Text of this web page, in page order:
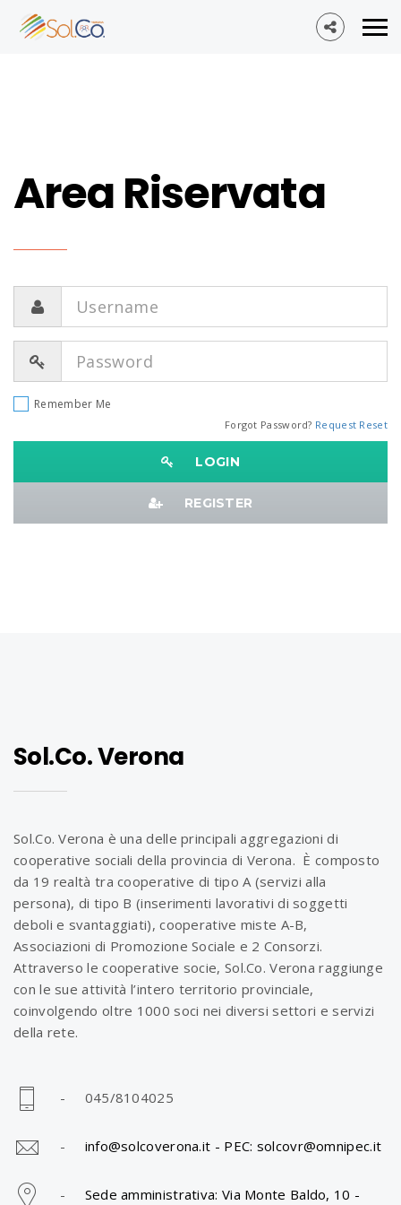
Area Riservata
Remember Me
Forgot Password? Request Reset
LOGIN
REGISTER
Sol.Co. Verona
Sol.Co. Verona è una delle principali aggregazioni di
cooperative sociali della provincia di Verona. È composto
da 19 realtà tra cooperative di tipo A (servizi alla
persona), di tipo B (inserimenti lavorativi di soggetti
deboli e svantaggiati), cooperative miste A-B,
Associazioni di Promozione Sociale e 2 Consorzi.
Attraverso le cooperative socie, Sol.Co. Verona raggiunge
con le sue attività l’intero territorio provinciale,
coinvolgendo oltre 1000 soci nei diversi settori e servizi
della rete.
- 045/8104025
- info@solcoverona.it - PEC: solcovr@omnipec.it
- Sede amministrativa: Via Monte Baldo, 10 -